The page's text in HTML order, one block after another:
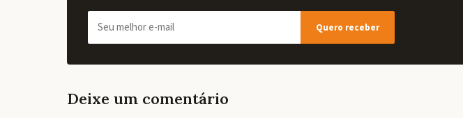
Quero receber
Deixe um comentário